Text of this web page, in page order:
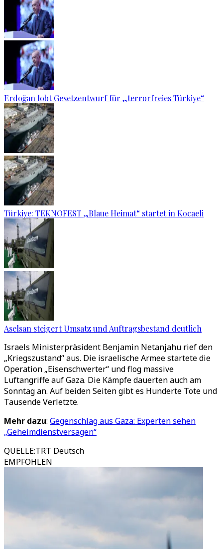
Erdoğan lobt Gesetzentwurf für „terrorfreies Türkiye“
Türkiye: TEKNOFEST „Blaue Heimat“ startet in Kocaeli
Aselsan steigert Umsatz und Auftragsbestand deutlich
Israels Ministerpräsident Benjamin Netanjahu rief den
„Kriegszustand“ aus. Die israelische Armee startete die
Operation „Eisenschwerter“ und flog massive
Luftangriffe auf Gaza. Die Kämpfe dauerten auch am
Sonntag an. Auf beiden Seiten gibt es Hunderte Tote und
Tausende Verletzte.
Mehr dazu: Gegenschlag aus Gaza: Experten sehen
„Geheimdienstversagen“
QUELLE:TRT Deutsch
EMPFOHLEN